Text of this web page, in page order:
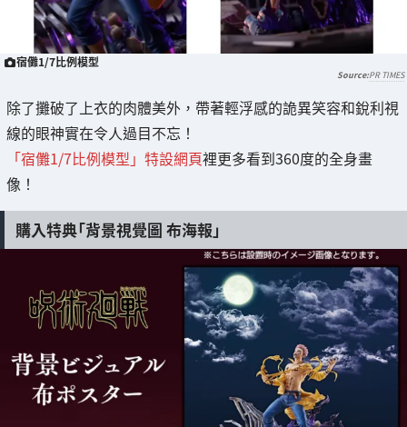
宿儺1/7比例模型
PR TIMES
除了攤破了上衣的肉體美外，帶著輕浮感的詭異笑容和銳利視
線的眼神實在令人過目不忘！
「宿儺1/7比例模型」特設網頁裡更多看到360度的全身畫
像！
購入特典「背景視覺圖 布海報」